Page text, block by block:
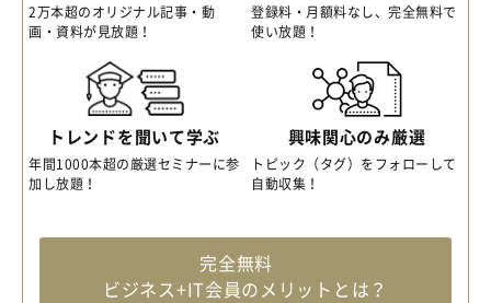
2万本超のオリジナル記事・動
画・資料が見放題！
登録料・月額料なし、完全無料で
使い放題！
トレンドを聞いて学ぶ
年間1000本超の厳選セミナーに参
加し放題！
興味関心のみ厳選
トピック（タグ）をフォローして
自動収集！
完全無料
ビジネス+IT会員のメリットとは？